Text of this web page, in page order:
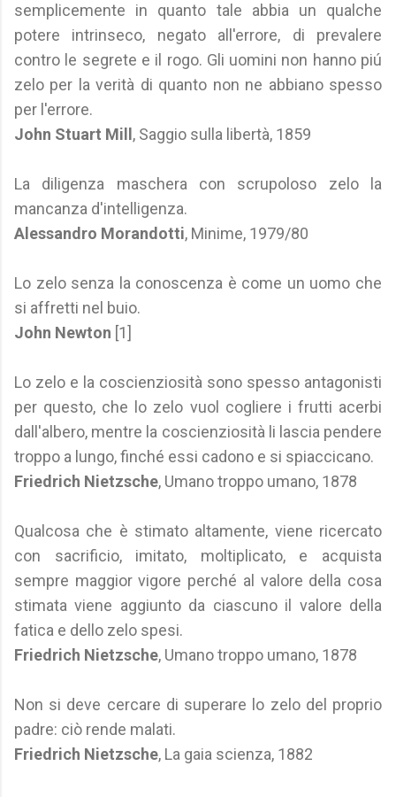
semplicemente in quanto tale abbia un qualche
potere intrinseco, negato all'errore, di prevalere
contro le segrete e il rogo. Gli uomini non hanno piú
zelo per la verità di quanto non ne abbiano spesso
per l'errore.
John Stuart Mill , Saggio sulla libertà, 1859
La diligenza maschera con scrupoloso zelo la
mancanza d'intelligenza.
Alessandro Morandotti, Minime, 1979/80
Lo zelo senza la conoscenza è come un uomo che
si affretti nel buio.
John Newton [1]
Lo zelo e la coscienziosità sono spesso antagonisti
per questo, che lo zelo vuol cogliere i frutti acerbi
dall'albero, mentre la coscienziosità li lascia pendere
troppo a lungo, finché essi cadono e si spiaccicano.
Friedrich Nietzsche, Umano troppo umano, 1878
Qualcosa che è stimato altamente, viene ricercato
con sacrificio, imitato, moltiplicato, e acquista
sempre maggior vigore perché al valore della cosa
stimata viene aggiunto da ciascuno il valore della
fatica e dello zelo spesi.
Friedrich Nietzsche, Umano troppo umano, 1878
Non si deve cercare di superare lo zelo del proprio
padre: ciò rende malati.
Friedrich Nietzsche, La gaia scienza, 1882